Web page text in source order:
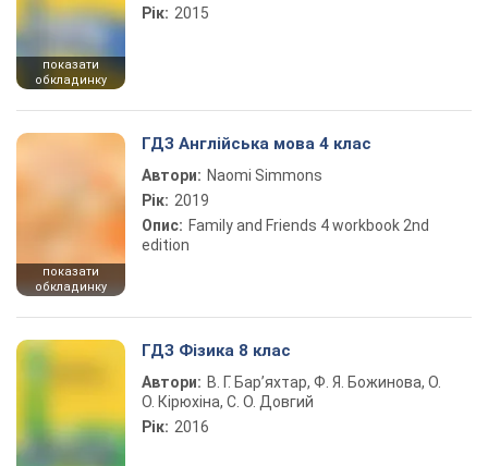
показати
обкладинку
Рік: 2015
показати
обкладинку
ГДЗ Англійська мова 4 клас
Автори: Naomi Simmons
Рік: 2019
Опис: Family and Friends 4 workbook 2nd
edition
ГДЗ Фізика 8 клас
Автори: В. Г. Бар’яхтар, Ф. Я. Божинова, О.
О. Кірюхіна, С. О. Довгий
Рік: 2016